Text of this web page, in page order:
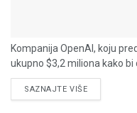
Kompanija OpenAI, koju
ukupno $3,2 miliona kako bi
SAZNAJTE VIŠEDETAILS